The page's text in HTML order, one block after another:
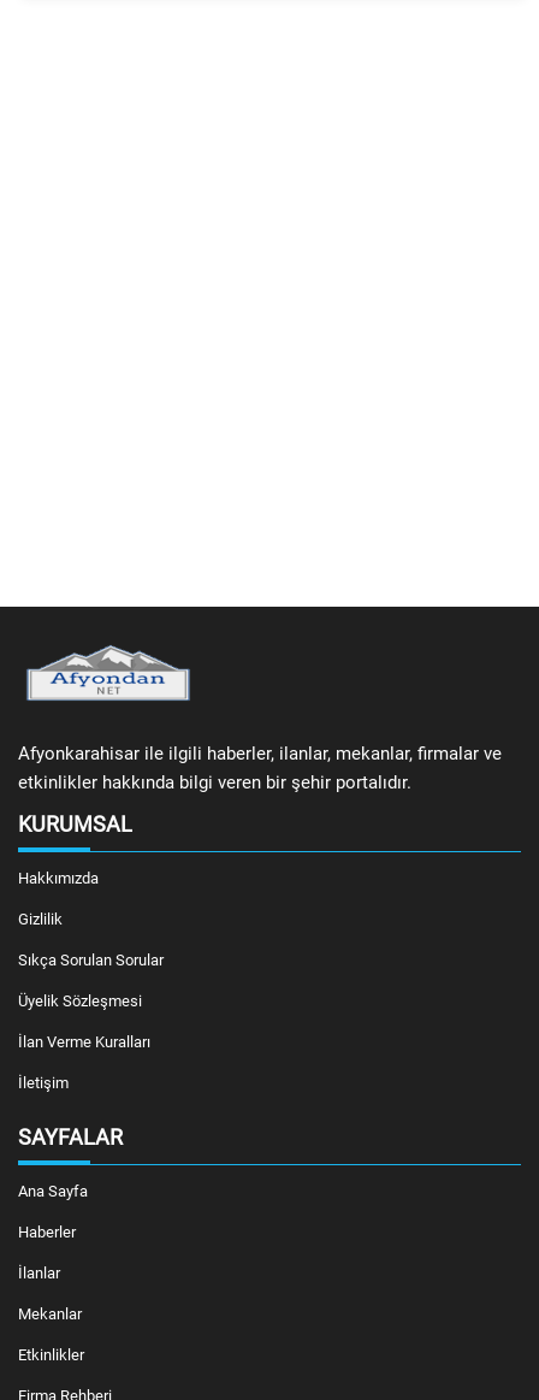
Afyonkarahisar ile ilgili haberler, ilanlar, mekanlar, firmalar ve
etkinlikler hakkında bilgi veren bir şehir portalıdır.
KURUMSAL
Hakkımızda
Gizlilik
Sıkça Sorulan Sorular
Üyelik Sözleşmesi
İlan Verme Kuralları
İletişim
SAYFALAR
Ana Sayfa
Haberler
İlanlar
Mekanlar
Etkinlikler
Firma Rehberi